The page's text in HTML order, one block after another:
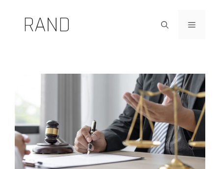
content
Menu